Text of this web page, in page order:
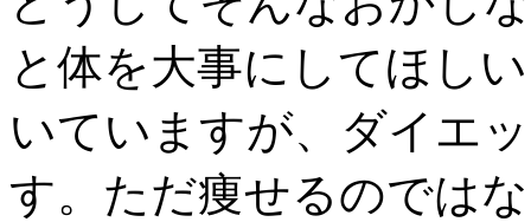
と体を大事にしてほし
いていますが、ダイエ
す。ただ痩せるのでは